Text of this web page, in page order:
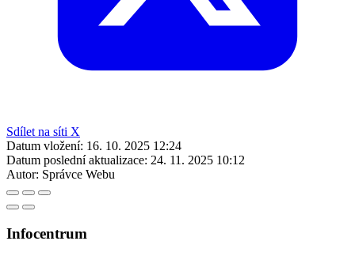
Sdílet na síti X
Datum vložení: 16. 10. 2025 12:24
Datum poslední aktualizace: 24. 11. 2025 10:12
Autor: Správce Webu
Infocentrum